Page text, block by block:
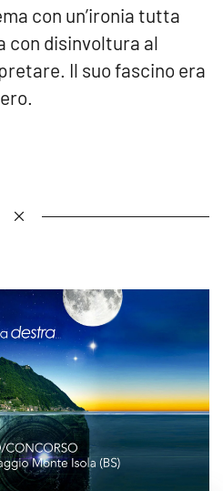
con un’ironia tutta
con disinvoltura al
Il suo fascino era